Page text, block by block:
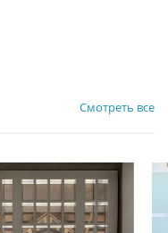
Смотреть все